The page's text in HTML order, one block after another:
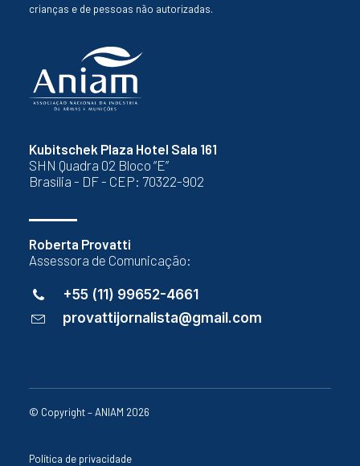
Kubitschek Plaza Hotel Sala 161
SHN Quadra 02 Bloco “E”
Brasília - DF - CEP: 70322-902
Roberta Provatti
Assessora de Comunicação:
+55 (11) 99652-4661
provattijornalista@gmail.com
crianças e de pessoas não autorizadas.
© Copyright – ANIAM 2026
Política de privacidade